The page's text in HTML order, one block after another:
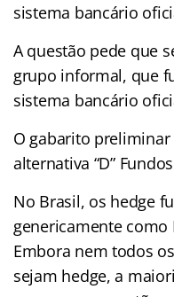
sistema bancário
A questão pede que
grupo informal, que
sistema bancário
O gabarito
alternativa “D”
No Brasil, os hedge
genericamente
Embora nem todos
sejam hedge, a